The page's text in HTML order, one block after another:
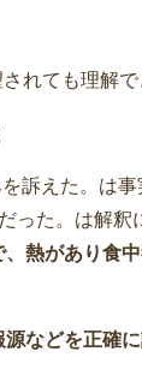
れても理解で
訴えた。は事
った。は解釈
熱があり食
などを正確に